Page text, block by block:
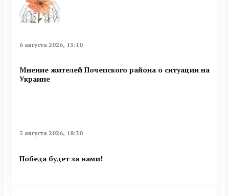
6 августа 2026, 13:10
Мнение жителей Почепского района о ситуации на
Украине
5 августа 2026, 18:30
Победа будет за нами!